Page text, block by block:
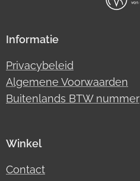
Informatie
Privacybeleid
Algemene Voorwaarden
Buitenlands BTW nummer
Winkel
Contact